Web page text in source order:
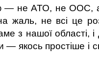
— не АТО, не ООС,
на жаль, не всі це
з нашої області,
якось простіше і